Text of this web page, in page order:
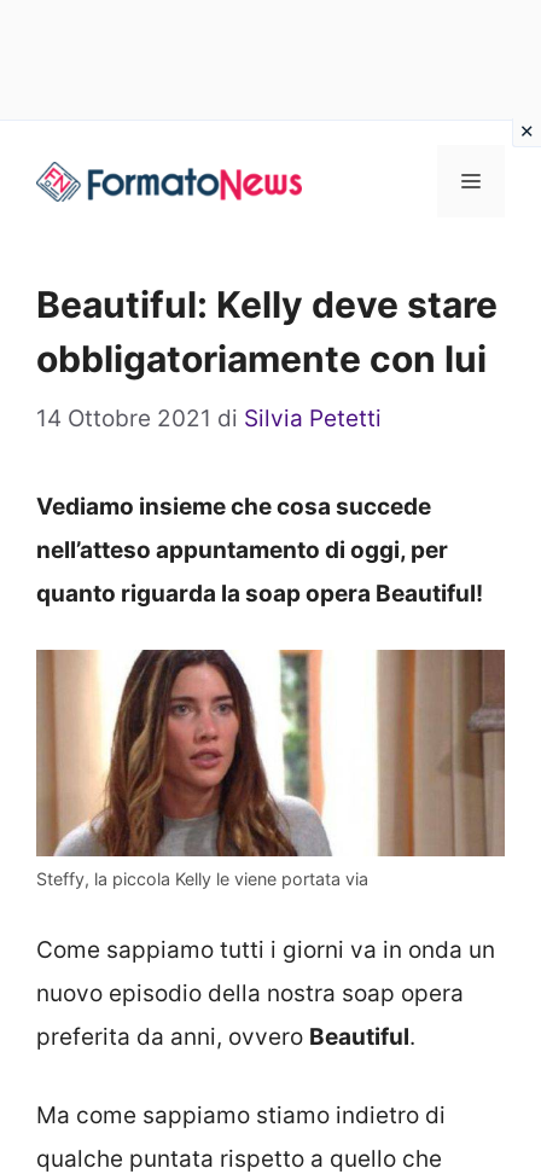
Menu
Beautiful: Kelly deve stare
obbligatoriamente con lui
14 Ottobre 2021 di Silvia Petetti
Vediamo insieme che cosa succede
nell’atteso appuntamento di oggi, per
quanto riguarda la soap opera Beautiful!
Steffy, la piccola Kelly le viene portata via
Come sappiamo tutti i giorni va in onda un
nuovo episodio della nostra soap opera
preferita da anni, ovvero Beautiful.
Ma come sappiamo stiamo indietro di
qualche puntata rispetto a quello che